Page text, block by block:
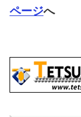
ページへ